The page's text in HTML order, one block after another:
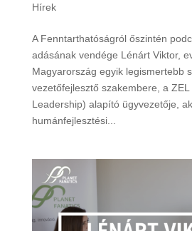
Hírek
A Fenntarthatóságról őszintén
adásának vendége Lénárt Viktor,
Magyarország egyik legismertebb
vezetőfejlesztő szakembere, a
Leadership) alapító ügyvezetője,
humánfejlesztési...